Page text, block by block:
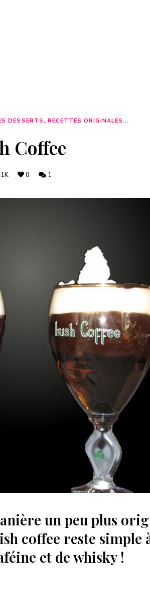
DESSERTS, RECETTES ORIGINALES...
Coffee
0 1
un peu plus
coffee reste simple
et de whisky !